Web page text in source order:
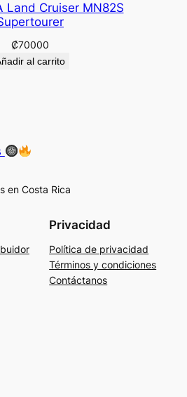
Land Cruiser MN82S
₡70000
al carrito
en Costa Rica
Privacidad
Política de privacidad
Términos y condiciones
Contáctanos